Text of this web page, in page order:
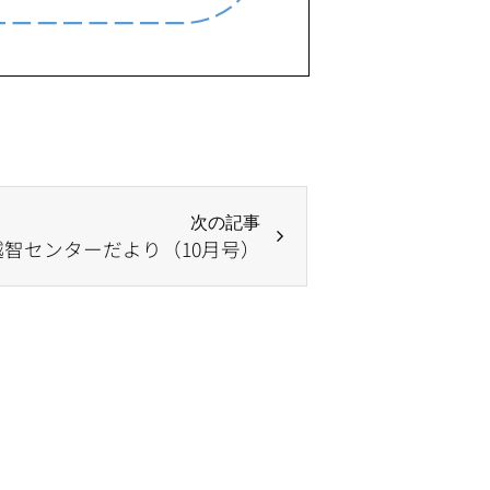
次の記事
センターだより（10月号）